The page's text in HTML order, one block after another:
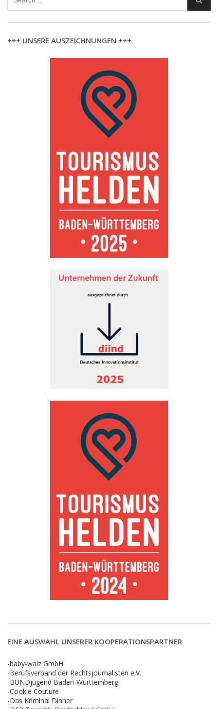
+++ UNSERE AUSZEICHNUNGEN +++
EINE AUSWAHL UNSERER KOOPERATIONSPARTNER
-baby-walz GmbH
-Berufsverband der Rechtsjournalisten e.V.
-BUNDjugend Baden-Württemberg
-Cookie Couture
-Das Kriminal Dinner